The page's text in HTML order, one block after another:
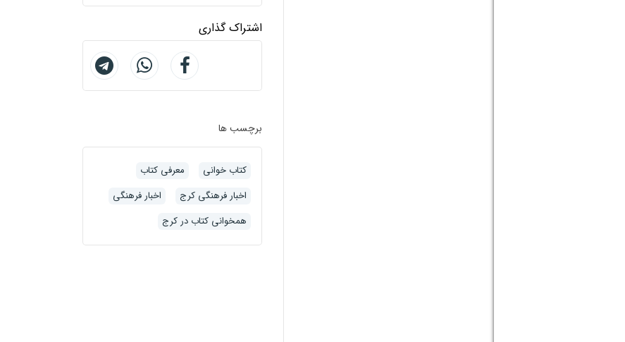
اشتراک گذاری
برچسب ها
کتاب خوانی
معرفی کتاب
اخبار فرهنگی کرج
اخبار فرهنگی
همخوانی کتاب در کرج